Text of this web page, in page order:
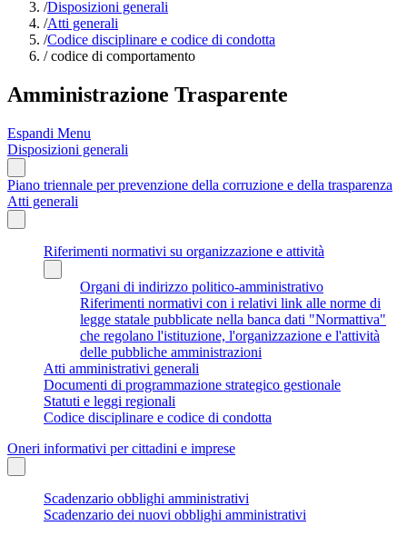
/Disposizioni generali
/Atti generali
/Codice disciplinare e codice di condotta
/codice di comportamento
Amministrazione Trasparente
Espandi Menu
Disposizioni generali
Piano triennale per prevenzione della corruzione e della trasparenza
Atti generali
Riferimenti normativi su organizzazione e attività
Organi di indirizzo politico-amministrativo
Riferimenti normativi con i relativi link alle norme di
legge statale pubblicate nella banca dati "Normattiva"
che regolano l'istituzione, l'organizzazione e l'attività
delle pubbliche amministrazioni
Atti amministrativi generali
Documenti di programmazione strategico gestionale
Statuti e leggi regionali
Codice disciplinare e codice di condotta
Oneri informativi per cittadini e imprese
Scadenzario obblighi amministrativi
Scadenzario dei nuovi obblighi amministrativi